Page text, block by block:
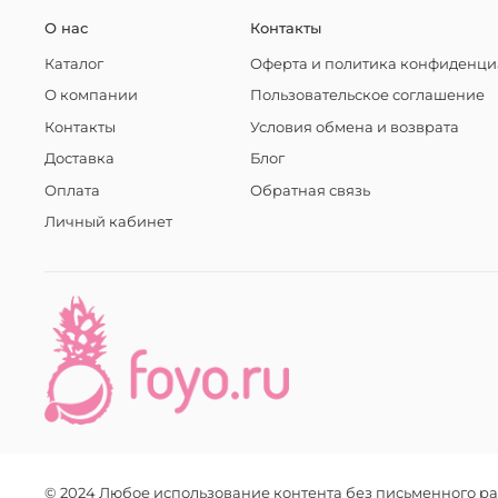
О нас
Каталог
О компании
Контакты
Доставка
Оплата
Личный кабинет
Контакты
Оферта и политика
Пользовательское соглашение
Условия обмена и возврата
Блог
Обратная связь
© 2024 Любое использование контента без письменного